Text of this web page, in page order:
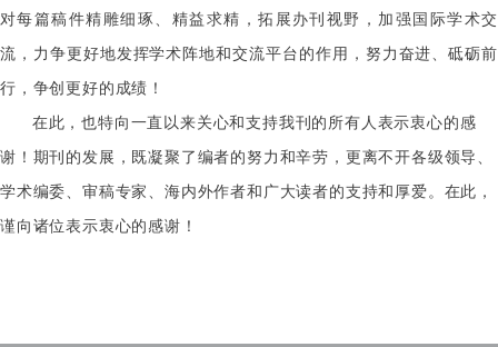
对每篇稿件精雕细琢、精益求精，拓展办刊视野，加强国际学术交
流，力争更好地发挥学术阵地和交流平台的作用，努力奋进、砥砺前
行，争创更好的成绩！
在此，也特向一直以来关心和支持我刊的所有人表示衷心的感
谢！期刊的发展，既凝聚了编者的努力和辛劳，更离不开各级领导、
学术编委、审稿专家、海内外作者和广大读者的支持和厚爱。在此，
谨向诸位表示衷心的感谢！